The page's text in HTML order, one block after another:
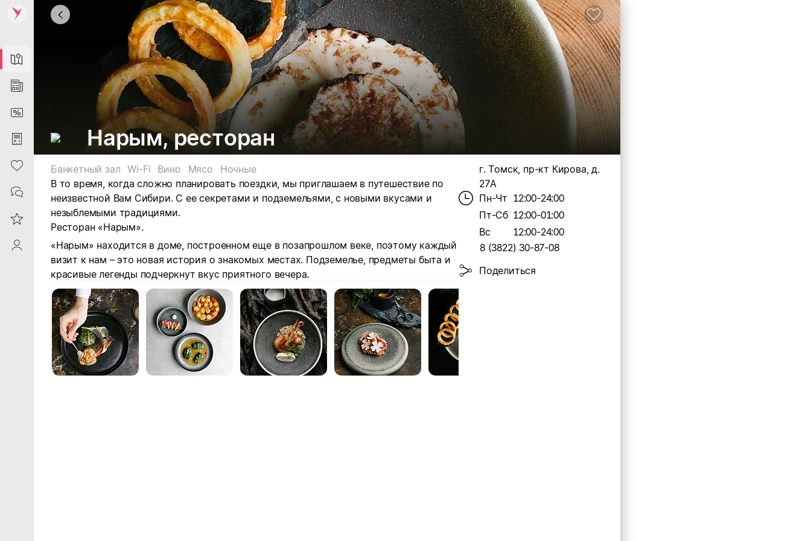
Map
News
DiscountCard
Purchases
Heart
Contacts
Reviews
ProfileSaby
Нарым, ресторан
Банкетный зал Wi-Fi Вино Мясо
Ночные
В то время, когда сложно планировать поездки, мы приглашаем в путешествие по
неизвестной Вам Сибири. С ее секретами и подземельями, с новыми вкусами и
незыблемыми традициями.
Ресторан «Нарым».
«Нарым» находится в доме, построенном еще в позапрошлом веке, поэтому каждый
визит к нам – это новая история о знакомых местах. Подземелье, предметы быта и
красивые легенды подчеркнут вкус приятного вечера.
г. Томск, пр-кт Кирова, д.
27А
Пн-Чт 12:00-24:00
Пт-Сб 12:00-01:00
Вс
12:00-24:00
8 (3822) 30-87-08
Поделиться